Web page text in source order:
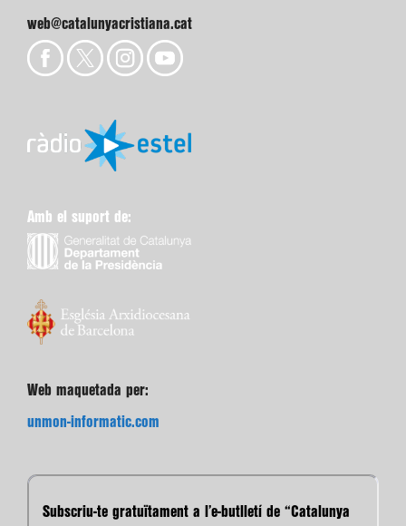
web@catalunyacristiana.cat
Amb el suport de:
Web maquetada per:
unmon-informatic.com
Subscriu-te gratuïtament a l’e-butlletí de “Catalunya